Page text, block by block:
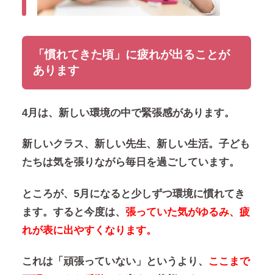
「慣れてきた頃」に疲れが出ることが
あります
4月は、新しい環境の中で緊張感があります。
新しいクラス、新しい先生、新しい生活。子ども
たちは気を張りながら毎日を過ごしています。
ところが、5月になると少しずつ環境に慣れてき
ます。すると今度は、 張っていた気がゆるみ、疲
れが表に出やすくなります。
これは「頑張っていない」というより、
ここまで